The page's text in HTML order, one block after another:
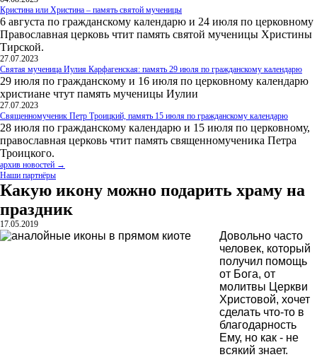
Кристина или Христина – память святой мученицы
6 августа по гражданскому календарю и 24 июля по церковному
Православная церковь чтит память святой мученицы Христины
Тирской.
27.07.2023
Святая мученица Иулия Карфагенская: память 29 июля по гражданскому календарю
29 июля по гражданскому и 16 июля по церковному календарю
христиане чтут память мученицы Иулии
27.07.2023
Священномученик Петр Троицкий, память 15 июля по гражданскому календарю
28 июля по гражданскому календарю и 15 июля по церковному,
православная церковь чтит память священномученика Петра
Троицкого.
архив новостей →
Наши партнёры
Какую икону можно подарить храму на
праздник
17.05.2019
Довольно часто
человек, который
получил помощь
от Бога, от
молитвы Церкви
Христовой, хочет
сделать что-то в
благодарность
Ему, но как - не
всякий знает.